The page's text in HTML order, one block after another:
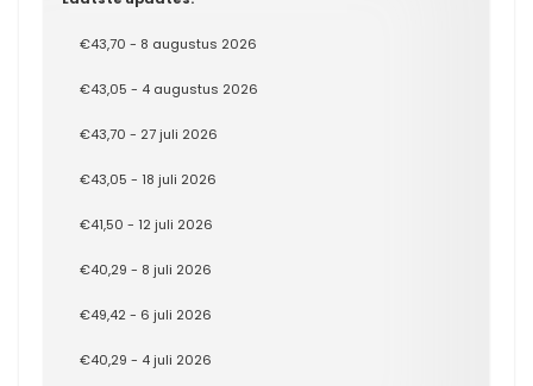
€43,70 - 8 augustus 2026
€43,05 - 4 augustus 2026
€43,70 - 27 juli 2026
€43,05 - 18 juli 2026
€41,50 - 12 juli 2026
€40,29 - 8 juli 2026
€49,42 - 6 juli 2026
€40,29 - 4 juli 2026